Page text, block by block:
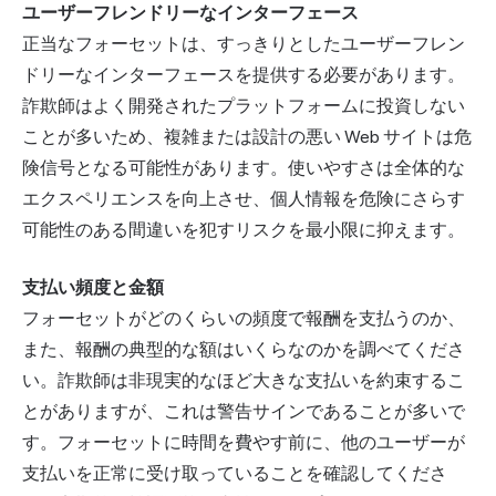
ユーザーフレンドリーなインターフェース
正当なフォーセットは、すっきりとしたユーザーフレン
ドリーなインターフェースを提供する必要があります。
詐欺師はよく開発されたプラットフォームに投資しない
ことが多いため、複雑または設計の悪い Web サイトは危
険信号となる可能性があります。使いやすさは全体的な
エクスペリエンスを向上させ、個人情報を危険にさらす
可能性のある間違いを犯すリスクを最小限に抑えます。
支払い頻度と金額
フォーセットがどのくらいの頻度で報酬を支払うのか、
また、報酬の典型的な額はいくらなのかを調べてくださ
い。詐欺師は非現実的なほど大きな支払いを約束するこ
とがありますが、これは警告サインであることが多いで
す。フォーセットに時間を費やす前に、他のユーザーが
支払いを正常に受け取っていることを確認してくださ